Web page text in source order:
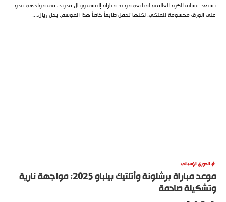
يستعد عشاق الكرة العالمية لمتابعة موعد مباراة إلتشي وريال مدريد، في مواجهة تبدو
على الورق محسومة للملكي، لكنها تحمل طابعاً خاصاً هذا الموسم. يحل ريال....
الدوري الإسباني
موعد مباراة برشلونة وأتلتيك بيلباو 2025: مواجهة نارية
وتشكيلة صادمة